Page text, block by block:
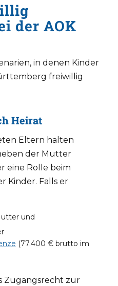
der AOK
in denen Kinder
freiwillig
Heirat
Eltern halten
der Mutter
eine Rolle beim
Kinder. Falls er
und
(77.400 € brutto im
Zugangsrecht zur